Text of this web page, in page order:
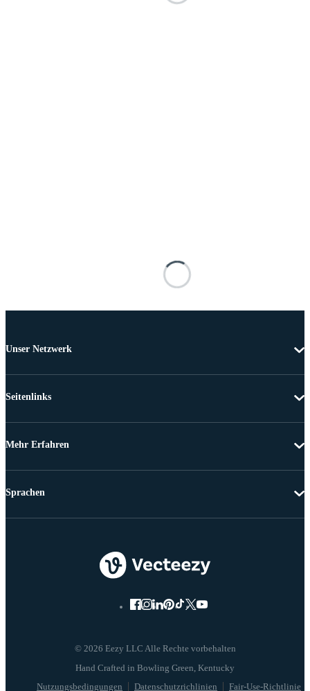
Unser Netzwerk
Seitenlinks
Mehr Erfahren
© 2026 Eezy LLC Alle Rechte vorbehalten
Nutzungsbedingungen Datenschutzrichlinien Fair-Use-Richtlinie
Sprachen